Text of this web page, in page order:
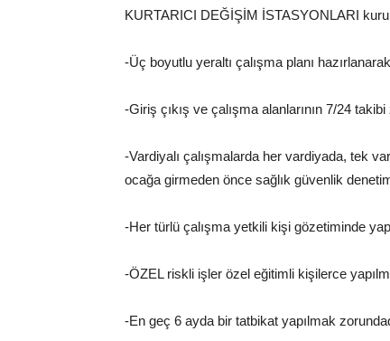
KURTARICI DEĞİŞİM İSTASYONLARI
-Üç boyutlu yeraltı çalışma planı
-Giriş çıkış ve çalışma alanlarının 7/24
-Vardiyalı çalışmalarda her vardiyada, tek
ocağa girmeden önce sağlık güvenlik
-Her türlü çalışma yetkili kişi gözetiminde
-ÖZEL riskli işler özel eğitimli kişilerce
-En geç 6 ayda bir tatbikat yapılmak